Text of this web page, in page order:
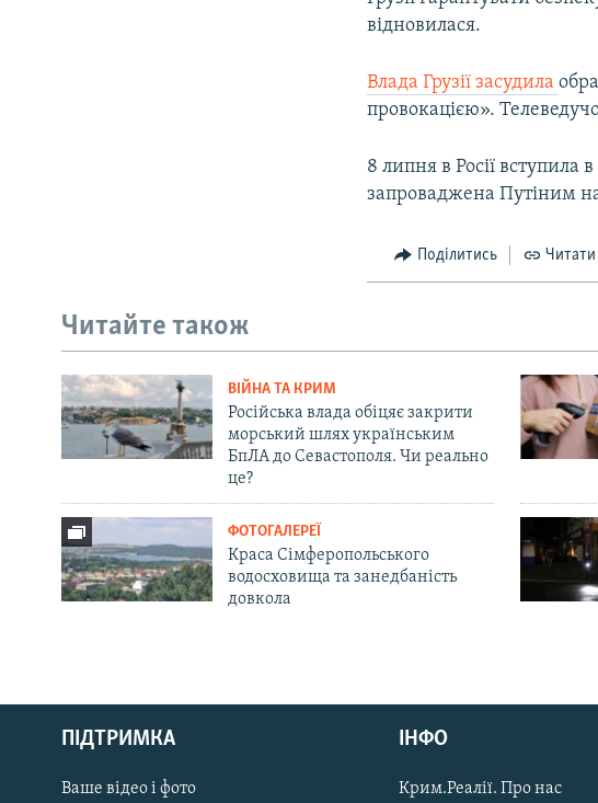
Русский
Qırımtatar
ДОЛУЧАЙСЯ!
відновилася.
Влада Грузії засудила
провокацією».
8 липня в Росії вступила
запроваджена Путіним
Поділитись Читати
Читайте також
ВІЙНА ТА КРИМ
Російська влада обіцяє закрити
морський шлях українським
БпЛА до Севастополя. Чи реально
це?
ФОТОГАЛЕРЕЇ
Краса Сімферопольського
водосховища та занедбаність
довкола
ПІДТРИМКА
Ваше відео і фото
ІНФО
Крим.Реалії. Про нас